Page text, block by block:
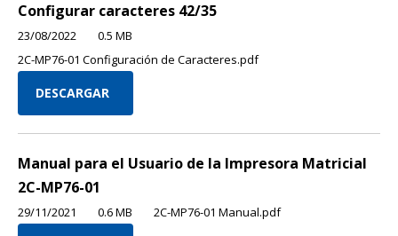
Configurar caracteres 42/35
23/08/2022
0.5 MB
2C-MP76-01 Configuración de Caracteres.pdf
DESCARGAR
Manual para el Usuario de la Impresora Matricial
2C-MP76-01
29/11/2021 0.6 MB 2C-MP76-01 Manual.pdf